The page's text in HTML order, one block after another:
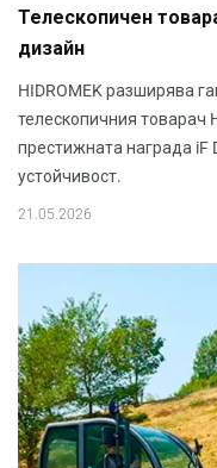
Телескопичен
дизайн
HIDROMEK разширява
телескопичния товарач
престижната награда iF
устойчивост.
21.05.2026